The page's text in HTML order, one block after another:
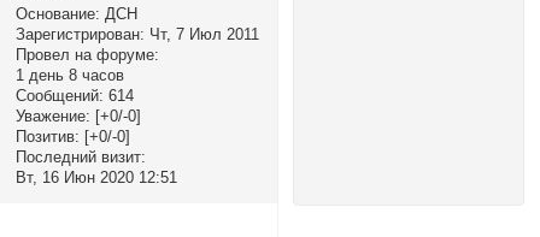
Основание: ДСН
Зарегистрирован: Чт, 7 Июл 2011
Провел на форуме:
1 день 8 часов
Сообщений: 614
Уважение: [+0/-0]
Позитив: [+0/-0]
Последний визит:
Вт, 16 Июн 2020 12:51